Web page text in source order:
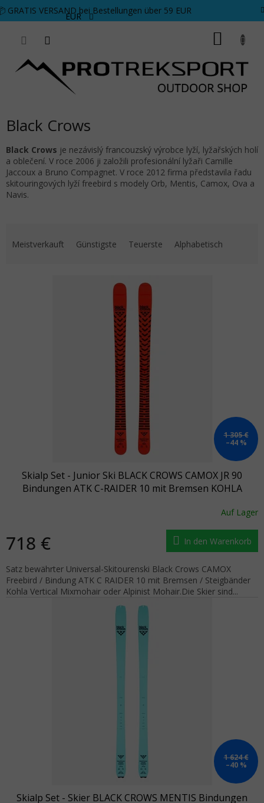
Zum Inhalt springen
GRATIS VERSAND bei Bestellungen über 59 EUR
EUR
Black Crows
Black Crows je nezávislý francouzský výrobce lyží, lyžařských holí
a oblečení. V roce 2006 ji založili profesionální lyžaři Camille
Jaccoux a Bruno Compagnet. V roce 2012 firma představila řadu
skitouringových lyží freebird s modely Orb, Mentis, Camox, Ova a
Navis.
Meistverkauft Günstigste Teuerste Alphabetisch
1 305 €
–44 %
Skialp Set - Junior Ski BLACK CROWS CAMOX JR 90
Bindungen ATK C-RAIDER 10 mit Bremsen KOHLA
Auf Lager
718 € In den Warenkorb
Satz bewährter Universal-Skitourenski Black Crows CAMOX
Freebird / Bindung ATK C RAIDER 10 mit Bremsen / Steigbänder
Kohla Vertical Mixmohair oder Alpinist Mohair.Die Skier sind...
1 624 €
–40 %
Skialp Set - Skier BLACK CROWS MENTIS Bindungen